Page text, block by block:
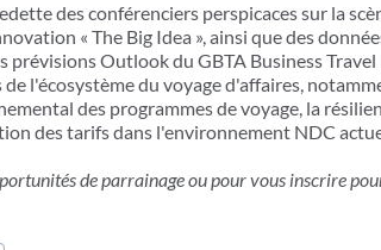
des conférenciers perspicaces sur la
« The Big Idea », ainsi que des
prévisions Outlook du GBTA Business
l'écosystème du voyage d'affaires,
des programmes de voyage, la
des tarifs dans l'environnement NDC
de parrainage ou pour vous inscrire